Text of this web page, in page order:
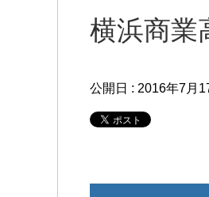
横浜商業
公開日 : 2016年7月